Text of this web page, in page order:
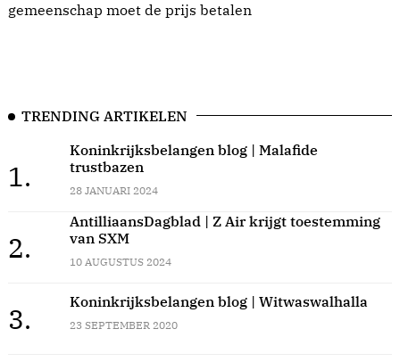
gemeenschap moet de prijs betalen
TRENDING ARTIKELEN
1.
Koninkrijksbelangen blog | Malafide
trustbazen
28 JANUARI 2024
2.
AntilliaansDagblad | Z Air krijgt toestemming
van SXM
10 AUGUSTUS 2024
3.
Koninkrijksbelangen blog | Witwaswalhalla
23 SEPTEMBER 2020